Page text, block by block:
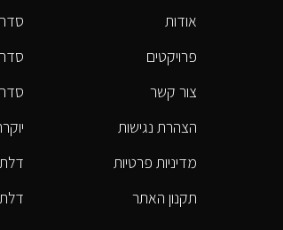
אודות
פרויקטים
צור קשר
הצהרת נגישות
מדיניות פרטיות
תקנון האתר